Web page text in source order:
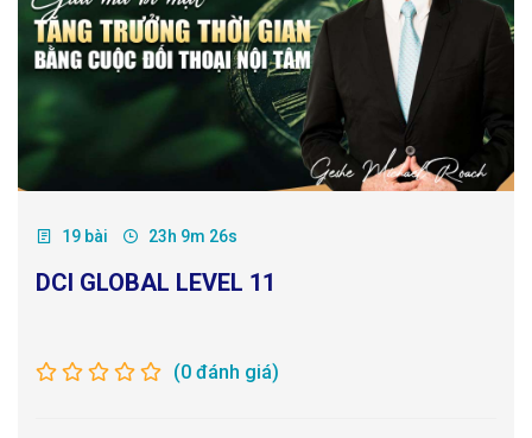
19 bài 23h 9m 26s
DCI GLOBAL LEVEL 11
(0 đánh giá)